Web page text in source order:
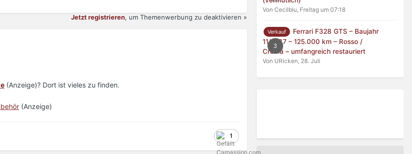
Jetzt registrieren, um Themenwerbung zu deaktivieren »
(Anzeige)? Dort ist vieles zu finden.
(Anzeige)
1
Von Cecilblu, Freitag um 07:18
3
Verkauf
Ferrari F328 GTS – Baujahr
11/1987 – 125.000 km – Rosso /
Crema – umfangreich restauriert
Von URicken, 28. Juli